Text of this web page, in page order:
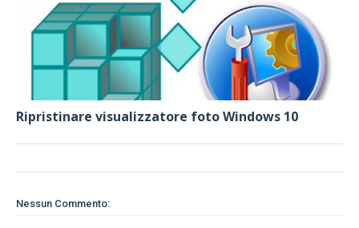
Ripristinare visualizzatore foto Windows 10
Nessun Commento: